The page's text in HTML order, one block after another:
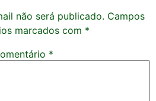
não será publicado. Campos
marcados com *
*